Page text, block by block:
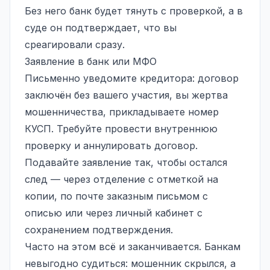
Без него банк будет тянуть с проверкой, а в
суде он подтверждает, что вы
среагировали сразу.
Заявление в банк или МФО
Письменно уведомите кредитора: договор
заключён без вашего участия, вы жертва
мошенничества, прикладываете номер
КУСП. Требуйте провести внутреннюю
проверку и аннулировать договор.
Подавайте заявление так, чтобы остался
след — через отделение с отметкой на
копии, по почте заказным письмом с
описью или через личный кабинет с
сохранением подтверждения.
Часто на этом всё и заканчивается. Банкам
невыгодно судиться: мошенник скрылся, а